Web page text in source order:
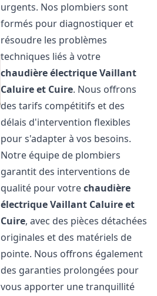
urgents. Nos plombiers sont
formés pour diagnostiquer et
résoudre les problèmes
techniques liés à votre
chaudière électrique Vaillant
Caluire et Cuire. Nous offrons
des tarifs compétitifs et des
délais d'intervention flexibles
pour s'adapter à vos besoins.
Notre équipe de plombiers
garantit des interventions de
qualité pour votrechaudière
électrique Vaillant Caluire et
Cuire, avec des pièces détachées
originales et des matériels de
pointe. Nous offrons également
des garanties prolongées pour
vous apporter une tranquillité